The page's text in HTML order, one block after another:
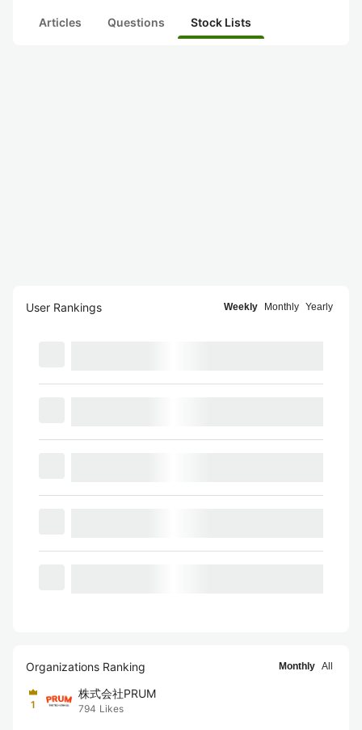
Articles Questions Stock Lists
User Rankings Weekly Monthly Yearly
Organizations Ranking Monthly All
1
株式会社PRUM
794 Likes